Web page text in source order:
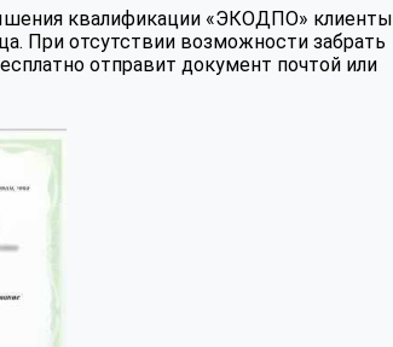
квалификации «ЭКОДПО» клиенты
При отсутствии возможности забрать
отправит документ почтой или